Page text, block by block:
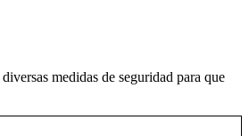
medidas de seguridad para que